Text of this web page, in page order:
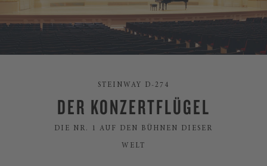
STEINWAY D-274
DER KONZERTFLÜGEL
DIE NR. 1 AUF DEN BÜHNEN DIESER
WELT